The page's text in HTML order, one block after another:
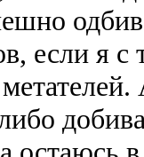
если я с